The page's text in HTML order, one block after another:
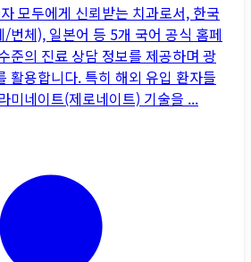
모두에게 신뢰받는 치과로서, 한국
번체), 일본어 등 5개 국어 공식 홈페
준의 진료 상담 정보를 제공하며 광
활용합니다. 특히 해외 유입 환자들
미네이트(제로네이트) 기술을 ...